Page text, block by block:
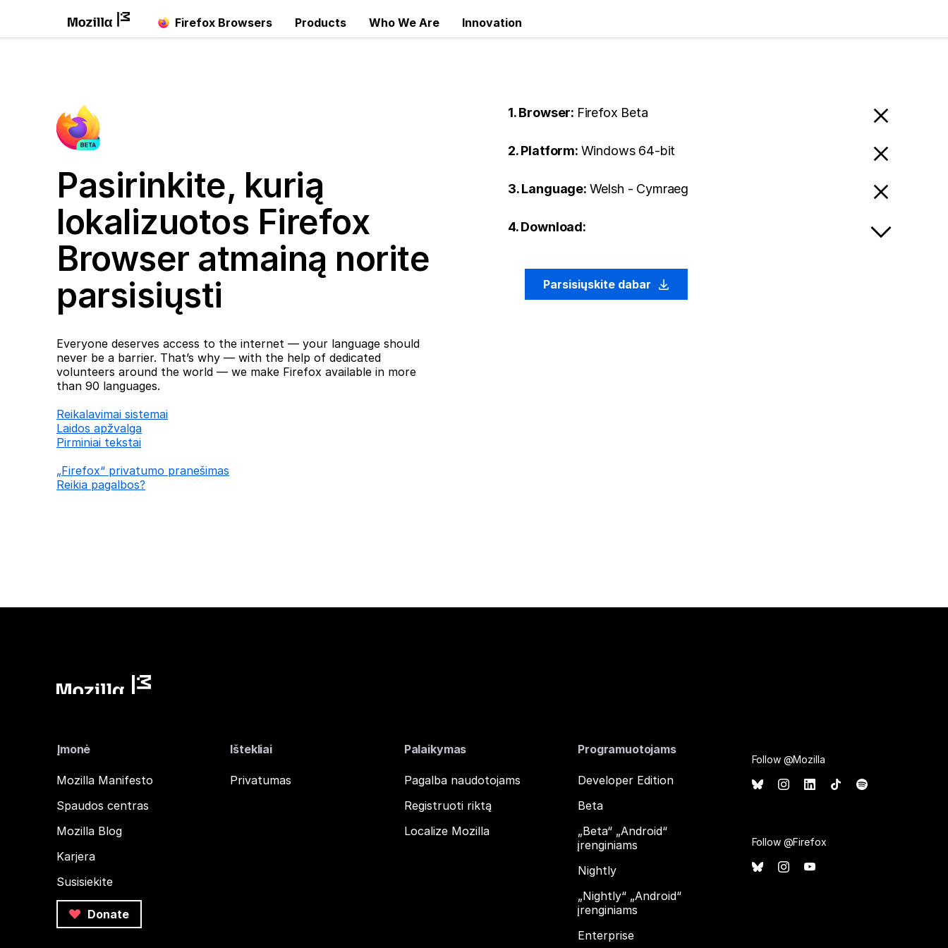
Firefox Browsers Products Who We Are Innovation
Pasirinkite, kurią
lokalizuotos Firefox
Browser atmainą norite
parsisiųsti
Everyone deserves access to the internet — your language should
never be a barrier. That’s why — with the help of dedicated
volunteers around the world — we make Firefox available in more
than 90 languages.
Reikalavimai sistemai
Laidos apžvalga
Pirminiai tekstai
„Firefox“ privatumo pranešimas
Reikia pagalbos?
1. Browser: Firefox Beta
2. Platform: Windows 64-bit
3. Language: Welsh - Cymraeg
4. Download:
Parsisiųskite dabar
Įmonė
Mozilla Manifesto
Spaudos centras
Mozilla Blog
Karjera
Susisiekite
Donate
Ištekliai
Privatumas
Palaikymas
Pagalba naudotojams
Registruoti riktą
Localize Mozilla
Programuotojams
Developer Edition
Beta
„Beta“ „Android“
įrenginiams
Nightly
„Nightly“ „Android“
įrenginiams
Enterprise
Follow @Mozilla
Follow @Firefox